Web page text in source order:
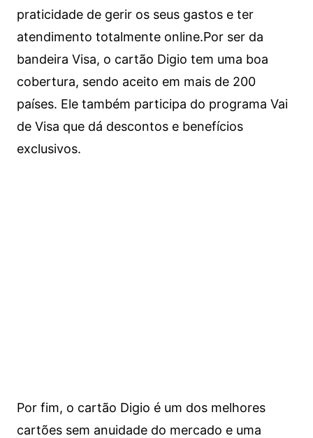
praticidade de gerir os seus gastos e ter
atendimento totalmente online.Por ser da
bandeira Visa, o cartão Digio tem uma boa
cobertura, sendo aceito em mais de 200
países. Ele também participa do programa Vai
de Visa que dá descontos e benefícios
exclusivos.
Por fim, o cartão Digio é um dos melhores
cartões sem anuidade do mercado e uma